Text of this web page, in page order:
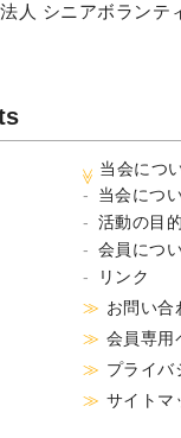
人 シニアボランテ
当会につ
当会につ
活動の目的
会員につ
リンク
お問い合
会員専用
プライバ
サイトマ